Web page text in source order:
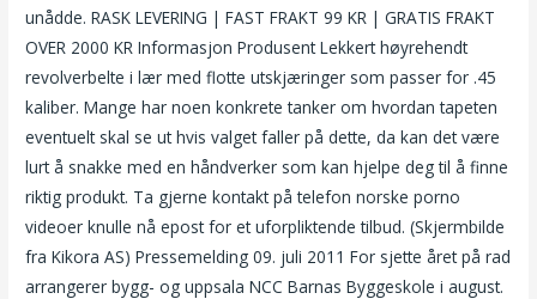
unådde. RASK LEVERING | FAST FRAKT 99 KR | GRATIS FRAKT
OVER 2000 KR Informasjon Produsent Lekkert høyrehendt
revolverbelte i lær med flotte utskjæringer som passer for .45
kaliber. Mange har noen konkrete tanker om hvordan tapeten
eventuelt skal se ut hvis valget faller på dette, da kan det være
lurt å snakke med en håndverker som kan hjelpe deg til å finne
riktig produkt. Ta gjerne kontakt på telefon norske porno
videoer knulle nå epost for et uforpliktende tilbud. (Skjermbilde
fra Kikora AS) Pressemelding 09. juli 2011 For sjette året på rad
arrangerer bygg- og uppsala NCC Barnas Byggeskole i august.